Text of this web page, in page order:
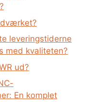
leveringstiderne
med kvaliteten?
ud?
En komplet